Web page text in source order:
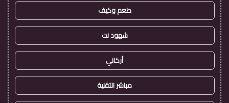
طعم وكيف
شهود نت
أركاني
مباشر التقنية